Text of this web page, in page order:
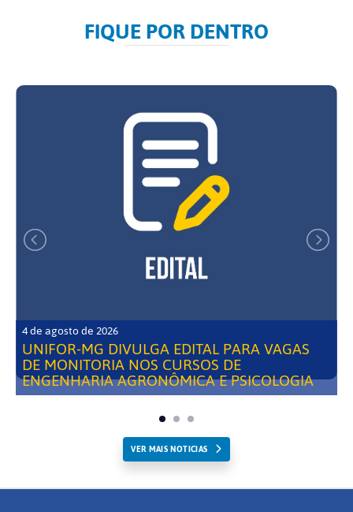
FIQUE POR DENTRO
4 de agosto de 2026
UNIFOR-MG DIVULGA EDITAL PARA VAGAS
DE MONITORIA NOS CURSOS DE
ENGENHARIA AGRONÔMICA E PSICOLOGIA
VER MAIS NOTICIAS